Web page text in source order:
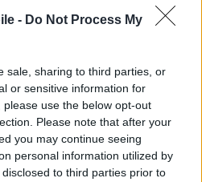
- Do Not Process My
sale, sharing to third parties, or
or sensitive information for
use the below opt-out
Please note that after your
you may continue seeing
personal information utilized by
to third parties prior to